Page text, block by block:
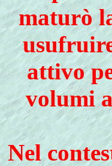
maturò
attivo
volumi
Nel